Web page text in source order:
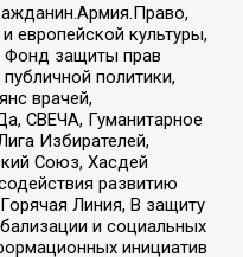
европейской культуры,
Фонд защиты прав
политики,
врачей,
СВЕЧА, Гуманитарное
Избирателей,
Союз, Хасдей
развитию
Линия, В защиту
и социальных
инициатив